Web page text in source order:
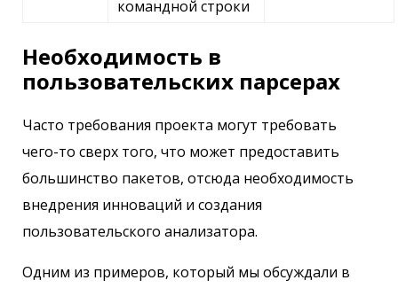
командной строки
Необходимость в
пользовательских парсерах
Часто требования проекта могут требовать
чего-то сверх того, что может предоставить
большинство пакетов, отсюда необходимость
внедрения инноваций и создания
пользовательского анализатора.
Одним из примеров, который мы обсуждали в